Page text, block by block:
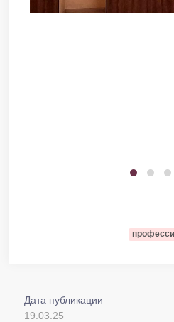
Дата публикации
19.03.25